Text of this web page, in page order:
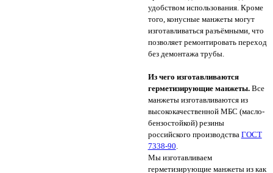
удобством использования. Кроме
того, конусные манжеты могут
изготавливаться разъёмными, что
позволяет ремонтировать переход
без демонтажа трубы.
Из чего изготавливаются
герметизирующие манжеты. Все
манжеты изготавливаются из
высококачественной МБС (масло-
бензостойкой) резины
российского производства ГОСТ
7338-90.
Мы изготавливаем
герметизирующие манжеты из как